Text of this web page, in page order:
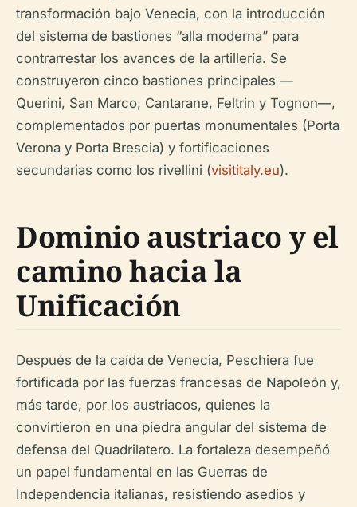
transformación bajo Venecia, con la introducción
del sistema de bastiones “alla moderna” para
contrarrestar los avances de la artillería. Se
construyeron cinco bastiones principales —
Querini, San Marco, Cantarane, Feltrin y Tognon—,
complementados por puertas monumentales (Porta
Verona y Porta Brescia) y fortificaciones
secundarias como los rivellini (visititaly.eu).
Dominio austriaco y el
camino hacia la
Unificación
Después de la caída de Venecia, Peschiera fue
fortificada por las fuerzas francesas de Napoleón y,
más tarde, por los austriacos, quienes la
convirtieron en una piedra angular del sistema de
defensa del Quadrilatero. La fortaleza desempeñó
un papel fundamental en las Guerras de
Independencia italianas, resistiendo asedios y